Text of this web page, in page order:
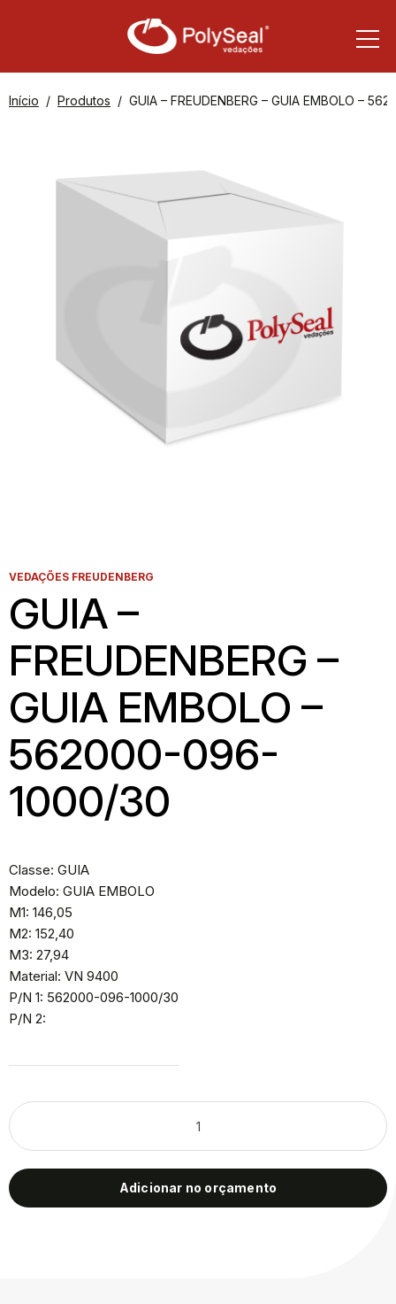
Início Produtos GUIA – FREUDENBERG – GUIA EMBOLO –
VEDAÇÕES FREUDENBERG
GUIA –
FREUDENBERG –
GUIA EMBOLO –
562000-096-
1000/30
Classe: GUIA
Modelo: GUIA EMBOLO
M1: 146,05
M2: 152,40
M3: 27,94
Material: VN 9400
P/N 1: 562000-096-1000/30
P/N 2:
Adicionar no orçamento